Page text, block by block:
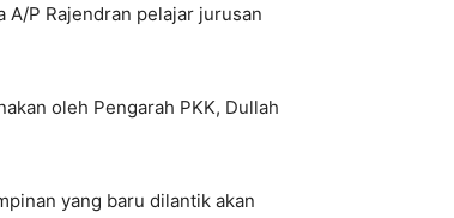
A/P Rajendran pelajar jurusan
oleh Pengarah PKK, Dullah
yang baru dilantik akan